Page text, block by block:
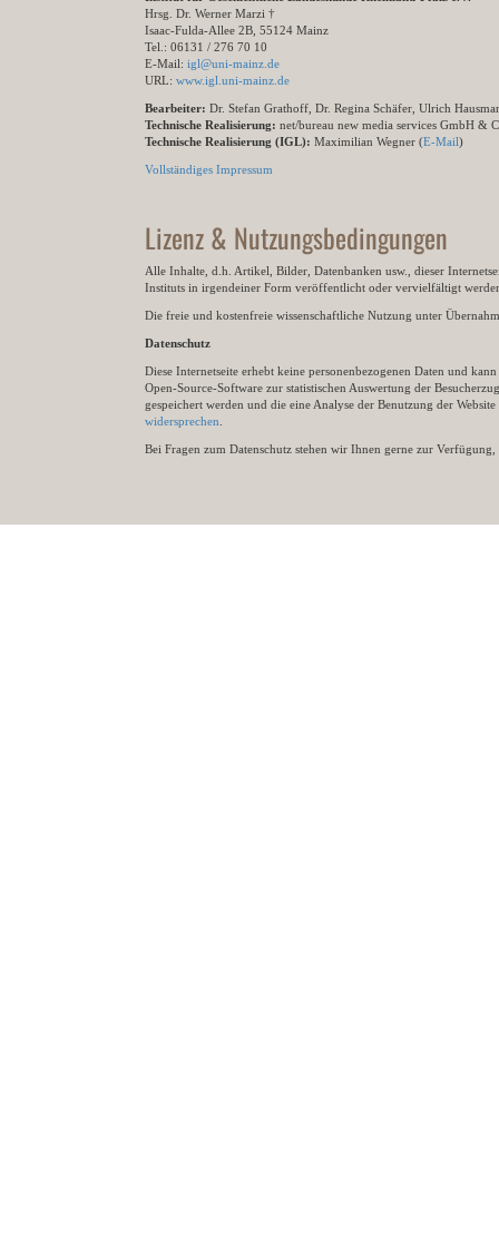
Hrsg. Dr. Werner Marzi †
Isaac-Fulda-Allee 2B, 55124 Mainz
Tel.: 06131 / 276 70 10
E-Mail: igl@uni-mainz.de
URL: www.igl.uni-mainz.de
Bearbeiter: Dr. Stefan Grathoff, Dr. Regina Schäfer, Ulrich
Technische Realisierung: net/bureau new media services GmbH &
Technische Realisierung (IGL): Maximilian Wegner (E-Mail)
Vollständiges Impressum
Lizenz & Nutzungsbedingungen
Alle Inhalte, d.h. Artikel, Bilder, Datenbanken usw., dieser
Instituts in irgendeiner Form veröffentlicht oder vervielfältigt
Die freie und kostenfreie wissenschaftliche Nutzung unter
Datenschutz
Diese Internetseite erhebt keine personenbezogenen Daten und
Open-Source-Software zur statistischen Auswertung der
gespeichert werden und die eine Analyse der Benutzung der
widersprechen
Bei Fragen zum Datenschutz stehen wir Ihnen gerne zur